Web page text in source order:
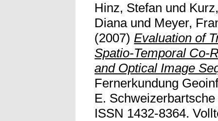
Hinz, Stefan und
Dianaund Meyer,
(2007)Evaluation of
Spatio-Temporal Co-
and Optical Image
Fernerkundung
E.
ISSN 1432-8364.